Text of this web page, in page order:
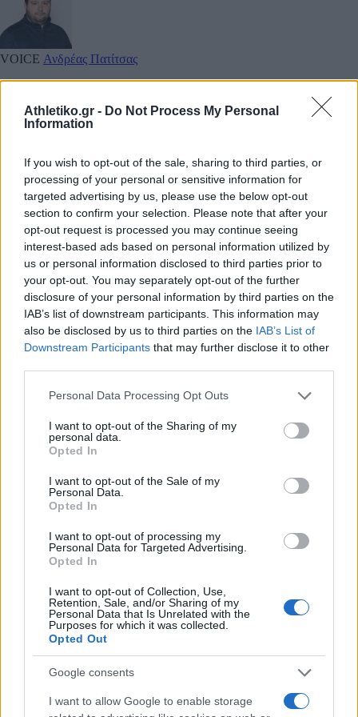
Athletiko.gr - Do Not Process My Personal
Information
If you wish to opt-out of the sale, sharing to third parties, or
processing of your personal or sensitive information for
targeted advertising by us, please use the below opt-out
section to confirm your selection. Please note that after your
opt-out request is processed you may continue seeing
interest-based ads based on personal information utilized by
us or personal information disclosed to third parties prior to
your opt-out. You may separately opt-out of the further
disclosure of your personal information by third parties on the
IAB’s list of downstream participants. This information may
also be disclosed by us to third parties on the IAB’s List of
Downstream Participants that may further disclose it to other
Please note that this website/app uses one or more Google
not limited to your visit or usage behaviour. You may click to
grant or deny consent to Google and its third-party tags to
use your data for below specified purposes in below Google
consent section.
Personal Data Processing Opt Outs
I want to opt-out of the Sharing of my
personal data.
Opted In
I want to opt-out of the Sale of my
Personal Data.
Opted In
I want to opt-out of processing my
Personal Data for Targeted Advertising.
Opted In
I want to opt-out of Collection, Use,
Retention, Sale, and/or Sharing of my
Personal Data that Is Unrelated with the
Purposes for which it was collected.
Opted Out
Google consents
I want to allow Google to enable storage
VOICE Ανδρέας Πατίτσας
Μην χάνεις είδηση. Βάλε το στην Google
Στο 74ο λεπτότου αγώνα της ΑΕΚ με την Άντερλεχτστις
Βρυξέλλες, η Ένωση βρήκε γκολ ισοφάρισης σε 1-1.
Μετά από φάση διαρκείας στα καρέ των Βέλγων και σουτ
του Πινέδα που κόντραρε, η μπάλα στρώθηκε στον
Ελίασον, ο οποίος με πλασέ στην κίνηση νίκησε τον
Κούσεμανς και σκόραρε για το 1-1.
Δείτε το γκολ:
Μην χάνεις είδηση. Βάλε το
Ποδόσφαιρο,